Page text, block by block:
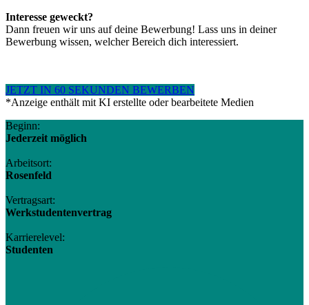
Interesse geweckt?
Dann freuen wir uns auf deine Bewerbung! Lass uns in deiner
Bewerbung wissen, welcher Bereich dich interessiert.
JETZT IN 60 SEKUNDEN BEWERBEN
*Anzeige enthält mit KI erstellte oder bearbeitete Medien
Beginn:
Jederzeit möglich
Arbeitsort:
Rosenfeld
Vertragsart:
Werkstudentenvertrag
Karrierelevel:
Studenten